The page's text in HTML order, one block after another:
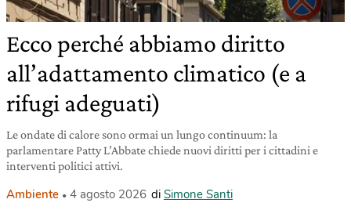
Ecco perché abbiamo diritto
all’adattamento climatico (e a
rifugi adeguati)
Le ondate di calore sono ormai un lungo continuum: la
parlamentare Patty L’Abbate chiede nuovi diritti per i cittadini e
interventi politici attivi.
Ambiente 4 agosto 2026 di Simone Santi